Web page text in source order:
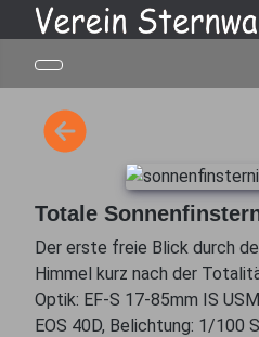
Totale
Der erste freie Blick durch
Himmel kurz nach der
Optik: EF-S 17-85mm IS
EOS 40D, Belichtung: 1/100